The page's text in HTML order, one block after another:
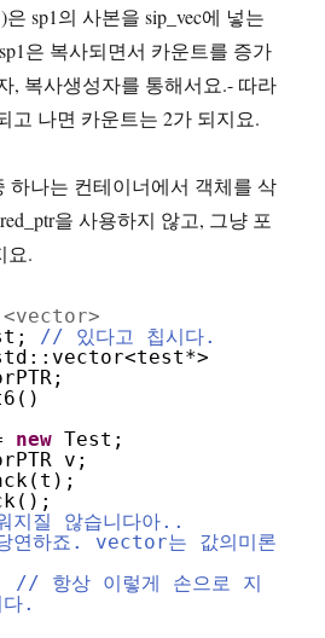
은 sp1의 사본을 sip_vec에 넣는
은 복사되면서 카운트를 증가
, 복사생성자를 통해서요.- 따라
고 나면 카운트는 2가 되지요.
하나는 컨테이너에서 객체를 삭
을 사용하지 않고, 그냥 포
요.
// 있다고 칩시다.
new Test;
v;
질 않습니다아..
하죠. vector는 값의미론
// 항상 이렇게 손으로 지
다.